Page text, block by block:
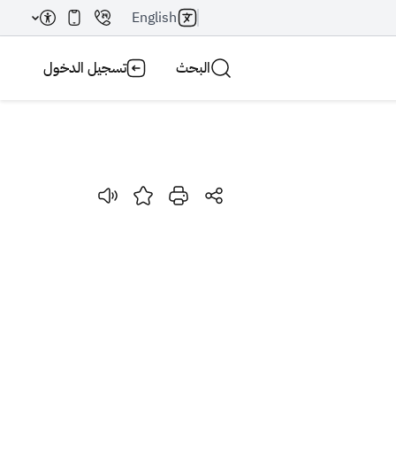
English
البحث تسجيل الدخول